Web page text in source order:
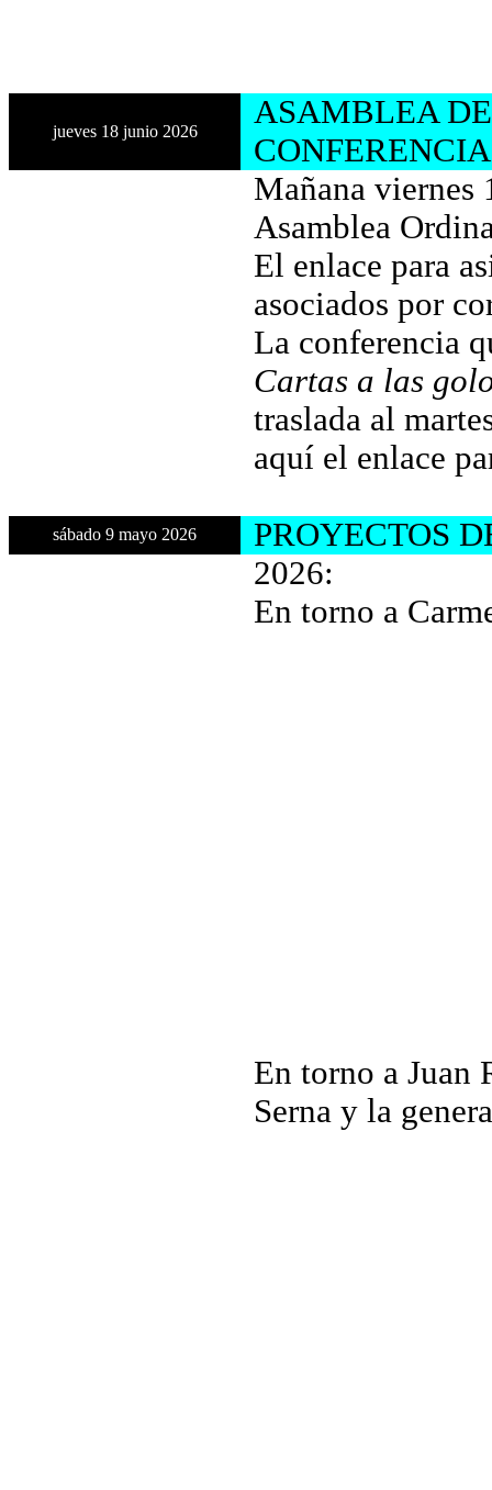
jueves 18 junio 2026
ASAMBLEA
Mañana viernes
Asamblea
El enlace para
asociados por
La conferencia
Cartas a las
traslada al
aquí el enlace
sábado 9 mayo 2026
PROYECTOS
2026:
En torno a
En torno a Juan
Serna y la